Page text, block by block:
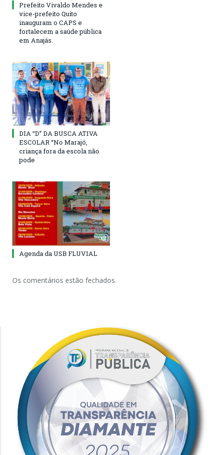
Prefeito Vivaldo Mendes e
vice-prefeito Quito
inauguram o CAPS e
fortalecem a saúde pública
em Anajás.
DIA “D” DA BUSCA ATIVA
ESCOLAR “No Marajó,
criança fora da escola não
pode
Agenda da USB FLUVIAL
Os comentários estão fechados.